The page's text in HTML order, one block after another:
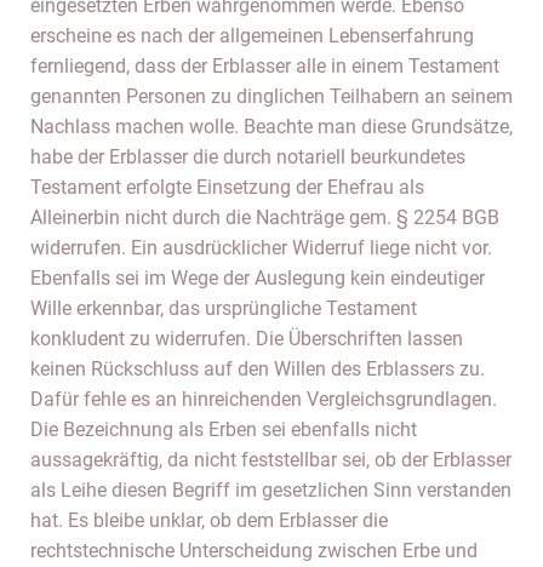
eingesetzten Erben wahrgenommen werde. Ebenso
erscheine es nach der allgemeinen Lebenserfahrung
fernliegend, dass der Erblasser alle in einem Testament
genannten Personen zu dinglichen Teilhabern an seinem
Nachlass machen wolle. Beachte man diese Grundsätze,
habe der Erblasser die durch notariell beurkundetes
Testament erfolgte Einsetzung der Ehefrau als
Alleinerbin nicht durch die Nachträge gem. § 2254 BGB
widerrufen. Ein ausdrücklicher Widerruf liege nicht vor.
Ebenfalls sei im Wege der Auslegung kein eindeutiger
Wille erkennbar, das ursprüngliche Testament
konkludent zu widerrufen. Die Überschriften lassen
keinen Rückschluss auf den Willen des Erblassers zu.
Dafür fehle es an hinreichenden Vergleichsgrundlagen.
Die Bezeichnung als Erben sei ebenfalls nicht
aussagekräftig, da nicht feststellbar sei, ob der Erblasser
als Leihe diesen Begriff im gesetzlichen Sinn verstanden
hat. Es bleibe unklar, ob dem Erblasser die
rechtstechnische Unterscheidung zwischen Erbe und